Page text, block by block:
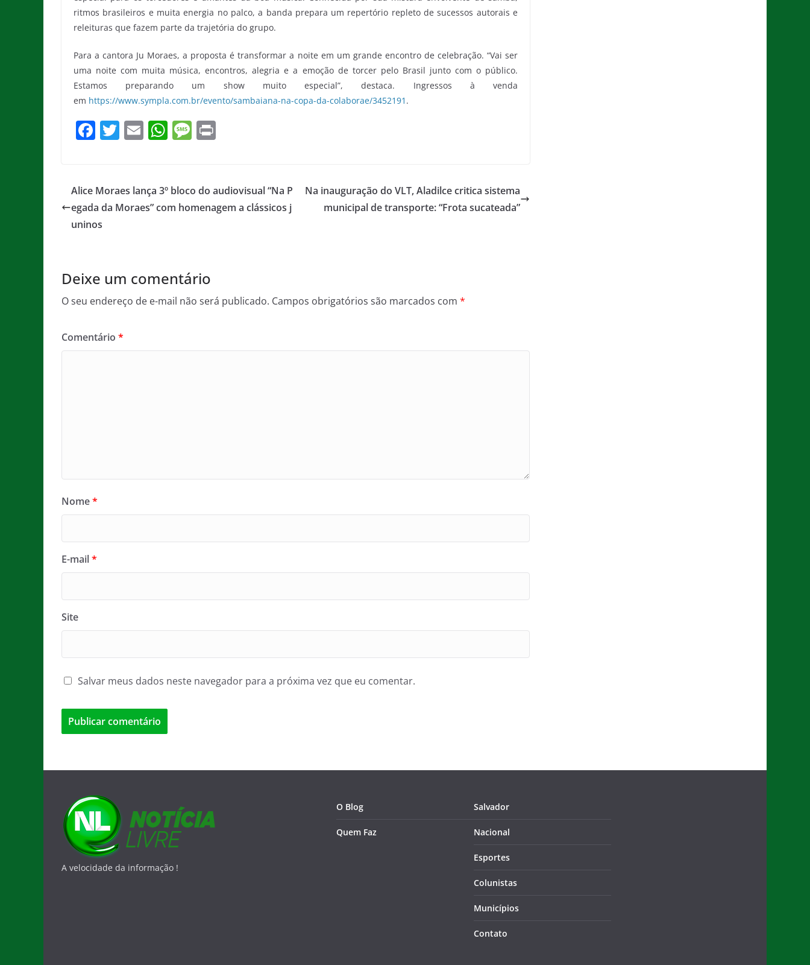
ritmos brasileiros e muita energia no palco, a banda prepara um repertório repleto de sucessos autorais e
releituras que fazem parte da trajetória do grupo.
Para a cantora Ju Moraes, a proposta é transformar a noite em um grande encontro de celebração. “Vai ser
uma noite com muita música, encontros, alegria e a emoção de torcer pelo Brasil junto com o público.
Estamos preparando um show muito especial”, destaca. Ingressos à venda
em https://www.sympla.com.br/evento/sambaiana-na-copa-da-colaborae/3452191 .
F
e
b
o
T
er
E
l
W
s
A
M
a
g
Alice Moraes lança 3º bloco do audiovisual “Na P
egada da Moraes” com homenagem a clássicos j
uninos
Na inauguração do VLT, Aladilce critica sistema
municipal de transporte: “Frota sucateada”
Deixe um comentário
O seu endereço de e-mail não será publicado. Campos obrigatórios são marcados com *
Comentário *
Nome*
E-mail*
Site
Salvar meus dados neste navegador para a próxima vez que eu comentar.
A velocidade da informação !
O Blog
Quem Faz
Salvador
Nacional
Esportes
Colunistas
Municípios
Contato